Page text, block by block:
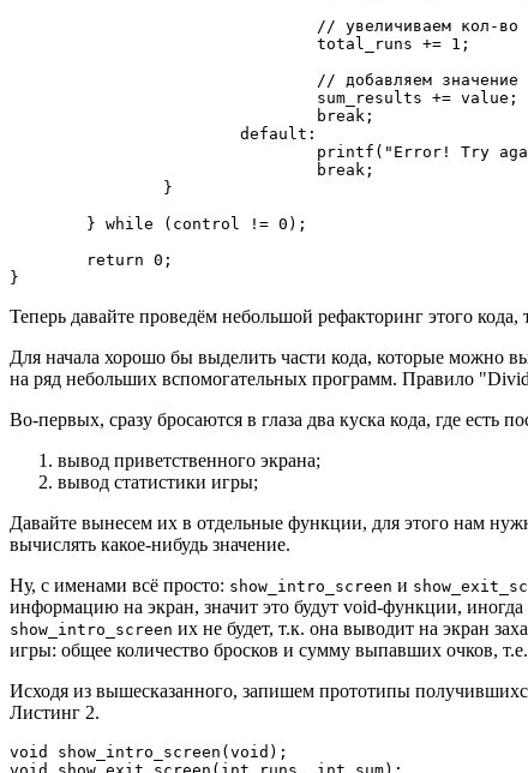
// увеличиваем кол-во
total_runs +=
// добавляем значение
                                sum_results += value;
                                break;
                        default:
printf("Error! Try
                                break;
                }
        } while (control != 0);
        return 0;
}
Теперь давайте проведём небольшой рефакторинг этого кода,
Для начала хорошо бы выделить части кода, которые
на ряд небольших вспомогательных программ. Правило
Во-первых, сразу бросаются в глаза два куска кода, где есть
вывод приветственного экрана;
вывод статистики игры;
Давайте вынесем их в отдельные функции, для этого нам
вычислять какое-нибудь значение.
Ну, с именами всё просто: show_intro_screen и
информацию на экран, значит это будут void-функции,
show_intro_screen их не будет, т.к. она выводит на экран
игры: общее количество бросков и сумму выпавших очков,
Исходя из вышесказанного, запишем прототипы
Листинг 2.
void show_intro_screen(void);